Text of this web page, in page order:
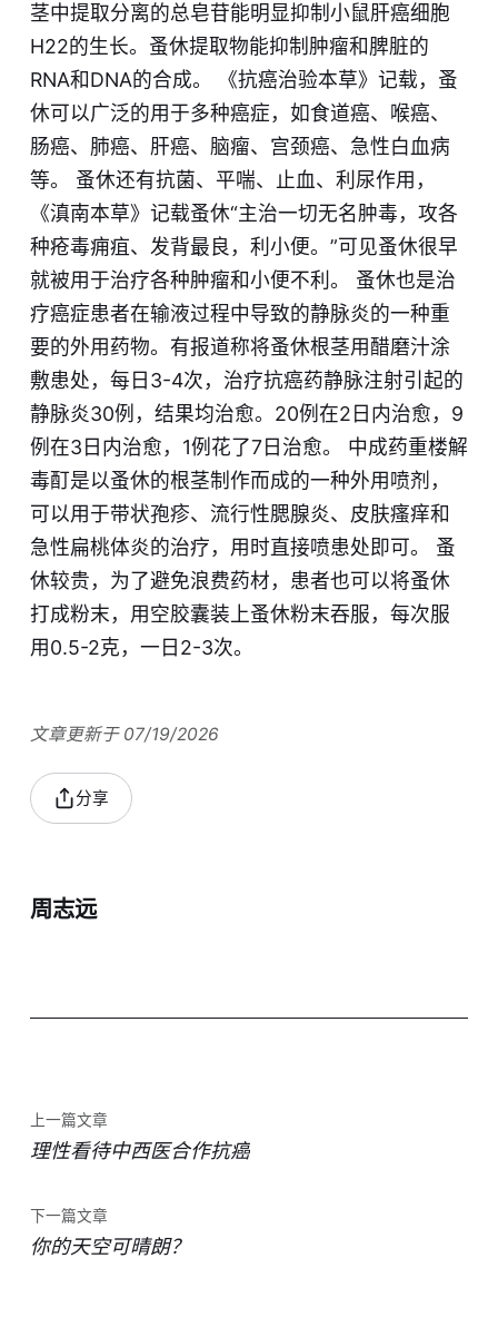
茎中提取分离的总皂苷能明显抑制小鼠肝癌细胞
H22的生长。蚤休提取物能抑制肿瘤和脾脏的
RNA和DNA的合成。 《抗癌治验本草》记载，蚤
休可以广泛的用于多种癌症，如食道癌、喉癌、
肠癌、肺癌、肝癌、脑瘤、宫颈癌、急性白血病
等。 蚤休还有抗菌、平喘、止血、利尿作用，
《滇南本草》记载蚤休“主治一切无名肿毒，攻各
种疮毒痈疽、发背最良，利小便。”可见蚤休很早
就被用于治疗各种肿瘤和小便不利。 蚤休也是治
疗癌症患者在输液过程中导致的静脉炎的一种重
要的外用药物。有报道称将蚤休根茎用醋磨汁涂
敷患处，每日3-4次，治疗抗癌药静脉注射引起的
静脉炎30例，结果均治愈。20例在2日内治愈，9
例在3日内治愈，1例花了7日治愈。 中成药重楼解
毒酊是以蚤休的根茎制作而成的一种外用喷剂，
可以用于带状孢疹、流行性腮腺炎、皮肤瘙痒和
急性扁桃体炎的治疗，用时直接喷患处即可。 蚤
休较贵，为了避免浪费药材，患者也可以将蚤休
打成粉末，用空胶囊装上蚤休粉末吞服，每次服
用0.5-2克，一日2-3次。
文章更新于 07/19/2026
分享
周志远
上一篇文章
理性看待中西医合作抗癌
下一篇文章
你的天空可晴朗？